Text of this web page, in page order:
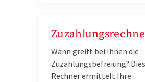
Wann greift bei Ihnen die
Zuzahlungsbefreiung?
Rechnerermittelt Ihre